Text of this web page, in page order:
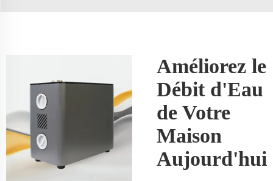
Améliorez le
Débit d'Eau
de Votre
Maison
Aujourd'hui